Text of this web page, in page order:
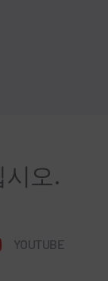
시오.
YOUTUBE